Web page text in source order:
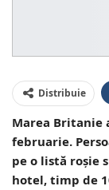
Distribuie
Marea Britanie
februarie.
pe o listă roșie
hotel, timp de